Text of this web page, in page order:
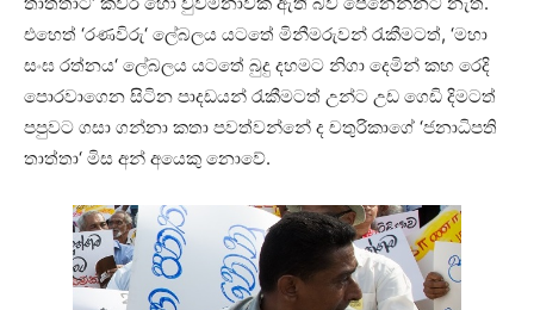
එහෙත් ‘රණවිරු‘ ලේබලය යටතේ මිනීමරුවන් රැකීමටත්, ‘මහා
සංඝ රත්නය‘ ලේබලය යටතේ බුදු දහමට නිගා දෙමින් කහ රෙදි
පොරවාගෙන සිටින පාදඩයන් රැකීමටත් උන්ට උඩ ගෙඩි දිමටත්
පපුවට ගසා ගන්නා කතා පවත්වන්නේ ද චතුරිකාගේ ‘ජනාධිපති
තාත්තා‘ මිස අන් අයෙකු නොවේ.